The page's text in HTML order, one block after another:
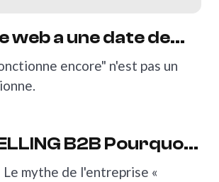
web a une date de
encore" n'est pas un
B2B Pourquoi
« ennuyeuses »
mythe de l'entreprise «